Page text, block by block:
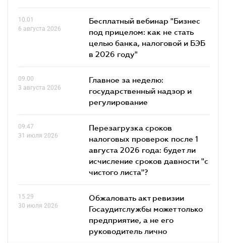
10.01
6 августа 2026
Бесплатный вебинар "Бизнес
под прицелом: как не стать
целью банка, налоговой и БЭБ
в 2026 году"
09.00
3 августа 2026
Главное за неделю:
государственный надзор и
регулирование
09.47
31 июля 2026
Перезагрузка сроков
налоговых проверок после 1
августа 2026 года: будет ли
исчисление сроков давности "с
чистого листа"?
15.29
30 июля 2026
Обжаловать акт ревизии
Госаудитслужбы может только
предприятие, а не его
руководитель лично